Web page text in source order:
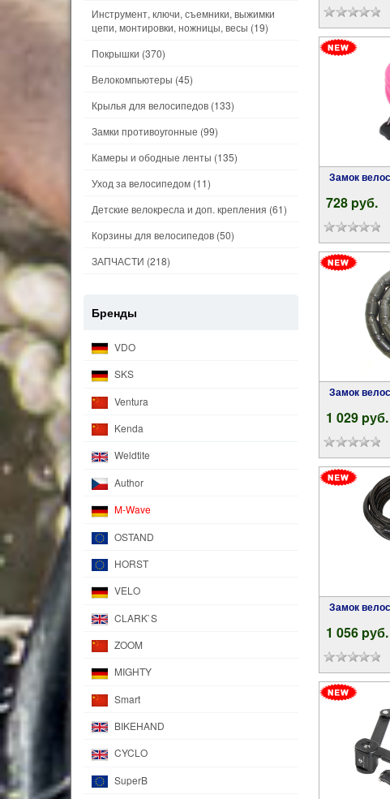
Замок велосипедный противоугонный M-
728 pуб.
Замок велосипедный противоугонный M-
1 029 pуб.
Замок велосипедный противоугонный M-
1 056 pуб.
Инструмент, ключи, съемники, выжимки
цепи, монтировки, ножницы, весы (19)
Покрышки (370)
Велокомпьютеры (45)
Крылья для велосипедов (133)
Замки противоугонные (99)
Камеры и ободные ленты (135)
Уход за велосипедом (11)
Детские велокресла и доп. крепления (61)
Корзины для велосипедов (50)
ЗАПЧАСТИ (218)
Бренды
VDO
SKS
Ventura
Kenda
Weldtite
Author
M-Wave
OSTAND
HORST
VELO
CLARK`S
ZOOM
MIGHTY
Smart
BIKEHAND
CYCLO
SuperB